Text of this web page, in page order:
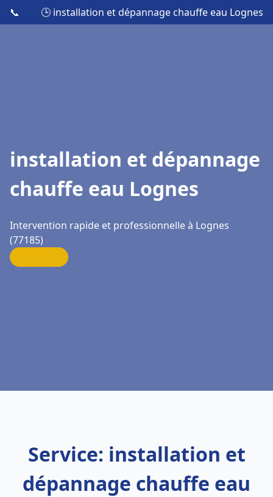
📞 🕒 installation et dépannage chauffe eau Lognes
installation et dépannage
chauffe eau Lognes
Intervention rapide et professionnelle à Lognes
(77185)
Service: installation et
dépannage chauffe eau